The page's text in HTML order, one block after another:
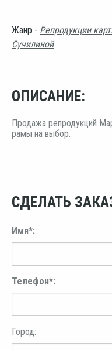
Жанр - Репродукции
Сучилиной
ОПИСАНИЕ:
Продажа репродукций
рамы на выбор.
СДЕЛАТЬ
Имя*:
Телефон*:
Город: